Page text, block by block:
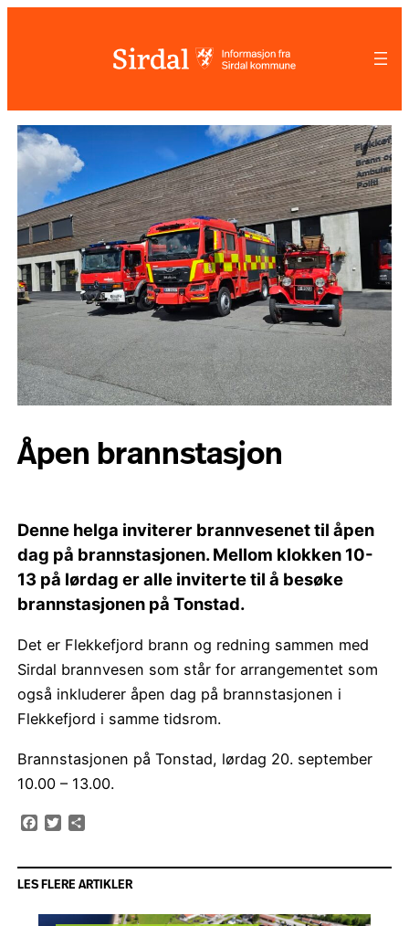
Åpen brannstasjon
Denne helga inviterer brannvesenet til åpen
dag på brannstasjonen. Mellom klokken 10-
13 på lørdag er alle inviterte til å besøke
brannstasjonen på Tonstad.
Det er Flekkefjord brann og redning sammen med
Sirdal brannvesen som står for arrangementet som
også inkluderer åpen dag på brannstasjonen i
Flekkefjord i samme tidsrom.
Brannstasjonen på Tonstad, lørdag 20. september
10.00 – 13.00.
Facebook
Twitter
LES FLERE ARTIKLER